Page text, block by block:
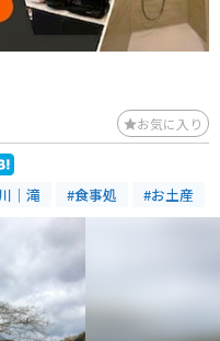
お気に入り
｜滝 #食事処 #お土産